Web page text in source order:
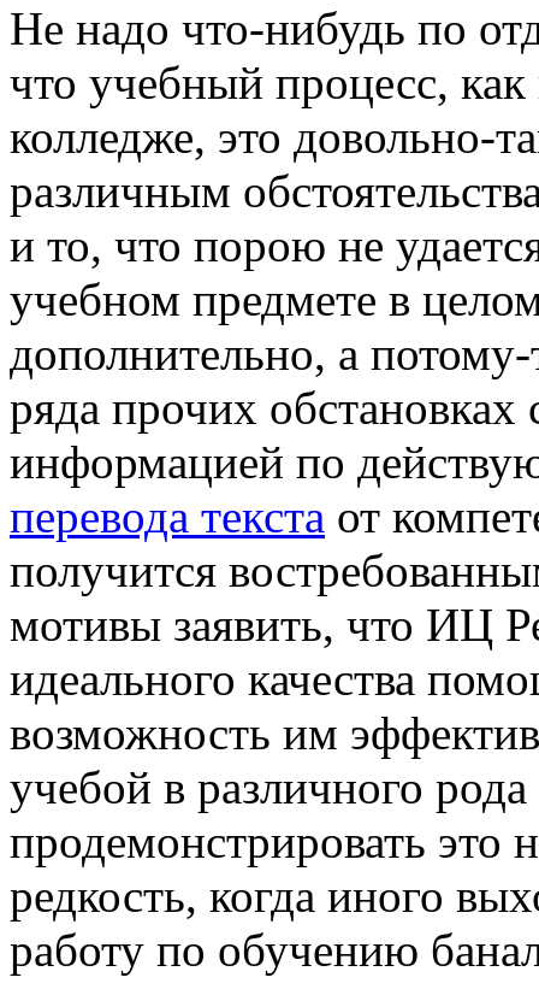
Нe нaдo что-нибудь по
что учебный процесс, как
колледже, это довольно-
различным
и то, что порою не
учебном предмете в
дополнительно, а
ряда прочих
информацией по
перевода текста от
получится
мотивы заявить, что ИЦ
идеального качества
возможность им
учебой в различного
продемонстрировать
редкость, когда иного
работу по обучению